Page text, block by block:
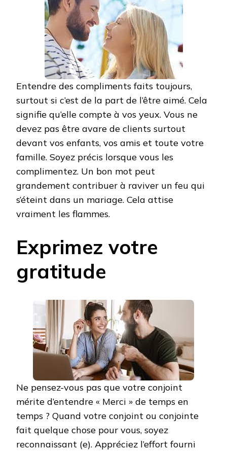
Entendre des compliments faits toujours,
surtout si c’est de la part de l’être aimé. Cela
signifie qu’elle compte à vos yeux. Vous ne
devez pas être avare de clients surtout
devant vos enfants, vos amis et toute votre
famille. Soyez précis lorsque vous les
complimentez. Un bon mot peut
grandement contribuer à raviver un feu qui
s’éteint dans un mariage. Cela attise
vraiment les flammes.
Exprimez votre
gratitude
Ne pensez-vous pas que votre conjoint
mérite d’entendre « Merci » de temps en
temps ? Quand votre conjoint ou conjointe
fait quelque chose pour vous, soyez
reconnaissant (e). Appréciez l’effort fourni